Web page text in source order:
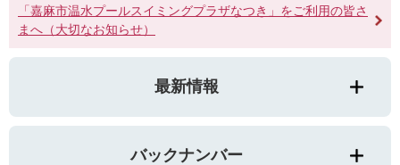
「嘉麻市温水プールスイミングプラザなつき」をご利用の皆さ
まへ（大切なお知らせ）
最新情報
バックナンバー